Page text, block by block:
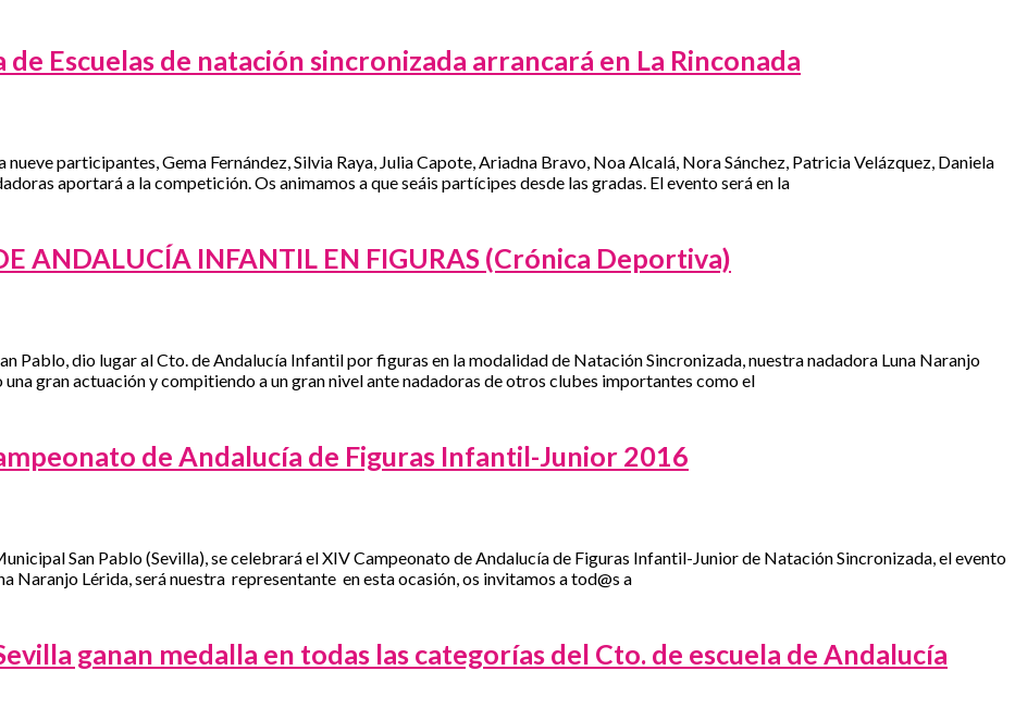
de Escuelas de natación sincronizada arrancará en La Rinconada
participantes, Gema Fernández, Silvia Raya, Julia Capote, Ariadna Bravo, Noa Alcalá, Nora Sánchez, Patricia Velázquez, Daniela
aportará a la competición. Os animamos a que seáis partícipes desde las gradas. El evento será en la
ANDALUCÍA INFANTIL EN FIGURAS (Crónica Deportiva)
Pablo, dio lugar al Cto. de Andalucía Infantil por figuras en la modalidad de Natación Sincronizada, nuestra nadadora Luna Naranjo
gran actuación y compitiendo a un gran nivel ante nadadoras de otros clubes importantes como el
de Andalucía de Figuras Infantil-Junior 2016
San Pablo (Sevilla), se celebrará el XIV Campeonato de Andalucía de Figuras Infantil-Junior de Natación Sincronizada, el evento
Naranjo Lérida, será nuestra representante en esta ocasión, os invitamos a tod@s a
ganan medalla en todas las categorías del Cto. de escuela de Andalucía